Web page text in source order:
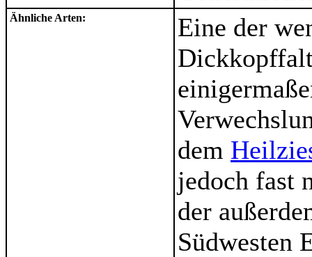
Ähnliche Arten:
Eine der
dem
jedoch fast
der
Südwesten